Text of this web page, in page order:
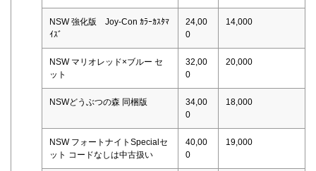
NSW 強化版 Joy-Con ｶﾗｰｶｽﾀﾏ
ｲｽﾞ
24,00
0
14,000
NSW マリオレッド×ブルー セ
ット
32,00
0
20,000
NSWどうぶつの森 同梱版
34,00
0
18,000
NSW フォートナイトSpecialセ
ット コードなしは中古扱い
40,00
0
19,000